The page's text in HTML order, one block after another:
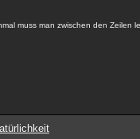
muss man zwischen den Zeilen